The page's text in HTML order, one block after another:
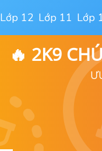
Lớp 12 Lớp 11 Lớp
🔥 2K9